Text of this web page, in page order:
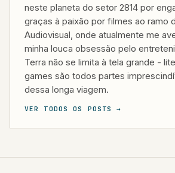
neste planeta do setor 2814 por
graças à paixão por filmes ao ramo
Audiovisual, onde atualmente me
minha louca obsessão pelo
Terra não se limita à tela grande -
games são todos partes
dessa longa viagem.
VER TODOS OS POSTS →